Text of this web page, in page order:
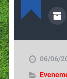
06/06/